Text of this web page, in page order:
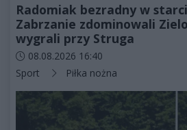
Radomiak bezradny w
Zabrzanie zdominowali
wygrali przy Struga
Data dodania artykułu:
08.08.2026 16:40
Kategorie artykułu:
Sport Piłka nożna